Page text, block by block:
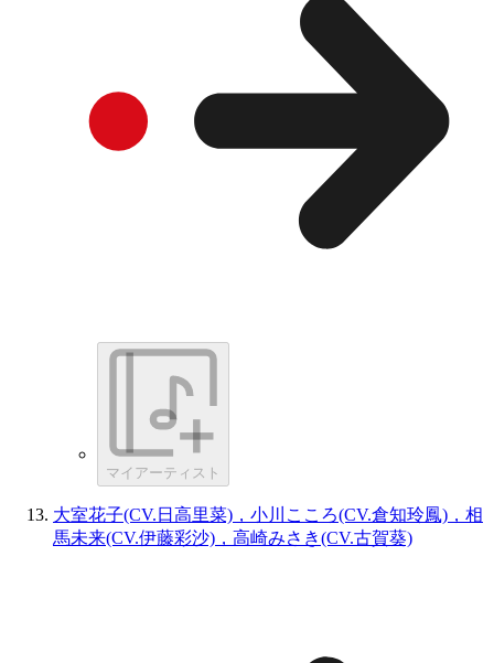
マイアーティスト
大室花子(CV.日高里菜)，小川こころ(CV.倉知玲鳳)，相
馬未来(CV.伊藤彩沙)，高崎みさき(CV.古賀葵)